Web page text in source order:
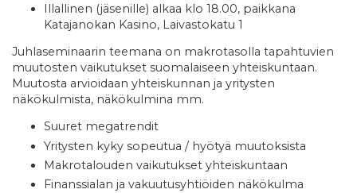
Illallinen (jäsenille) alkaa klo 18.00, paikkana
Katajanokan Kasino, Laivastokatu 1
Juhlaseminaarin teemana on makrotasolla tapahtuvien
muutosten vaikutukset suomalaiseen yhteiskuntaan.
Muutosta arvioidaan yhteiskunnan ja yritysten
näkökulmista, näkökulmina mm.
Suuret megatrendit
Yritysten kyky sopeutua / hyötyä muutoksista
Makrotalouden vaikutukset yhteiskuntaan
Finanssialan ja vakuutusyhtiöiden näkökulma